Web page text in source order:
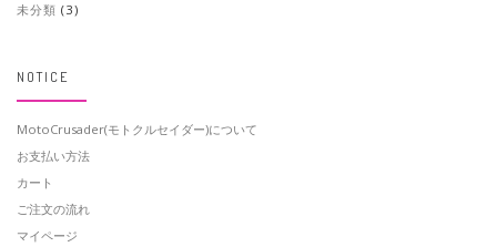
未分類 (3)
NOTICE
MotoCrusader(モトクルセイダー)について
お支払い方法
カート
ご注文の流れ
マイページ